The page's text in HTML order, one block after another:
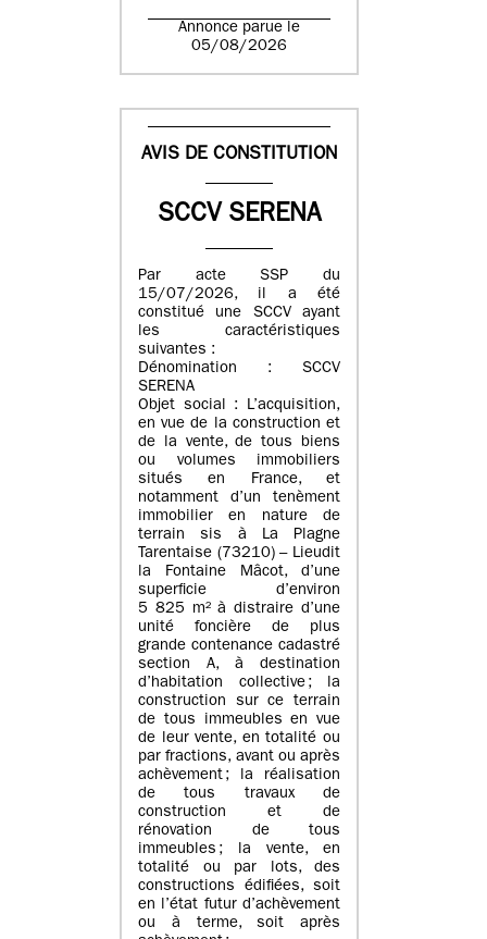
Annonce parue le
05/08/2026
AVIS DE CONSTITUTION
SCCV SERENA
Par acte SSP du
15/07/2026, il a été
constitué une SCCV ayant
les caractéristiques
suivantes :
Dénomination : SCCV
SERENA
Objet social : L’acquisition,
en vue de la construction et
de la vente, de tous biens
ou volumes immobiliers
situés en France, et
notamment d’un tenèment
immobilier en nature de
terrain sis à La Plagne
Tarentaise (73210) – Lieudit
la Fontaine Mâcot, d’une
superficie d’environ
5 825 m² à distraire d’une
unité foncière de plus
grande contenance cadastré
section A, à destination
d’habitation collective ; la
construction sur ce terrain
de tous immeubles en vue
de leur vente, en totalité ou
par fractions, avant ou après
achèvement ; la réalisation
de tous travaux de
construction et de
rénovation de tous
immeubles ; la vente, en
totalité ou par lots, des
constructions édifiées, soit
en l’état futur d’achèvement
ou à terme, soit après